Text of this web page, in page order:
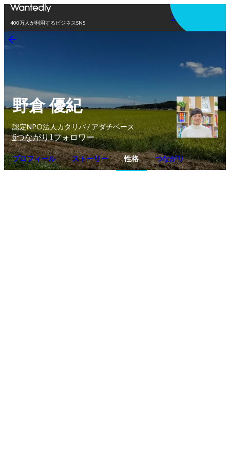
400万人が利用するビジネスSNS
アプリを使う
野倉 優紀
認定NPO法人カタリバ / アダチベース
6つながり1フォロワー
プロフィール ストーリー 性格 つながり